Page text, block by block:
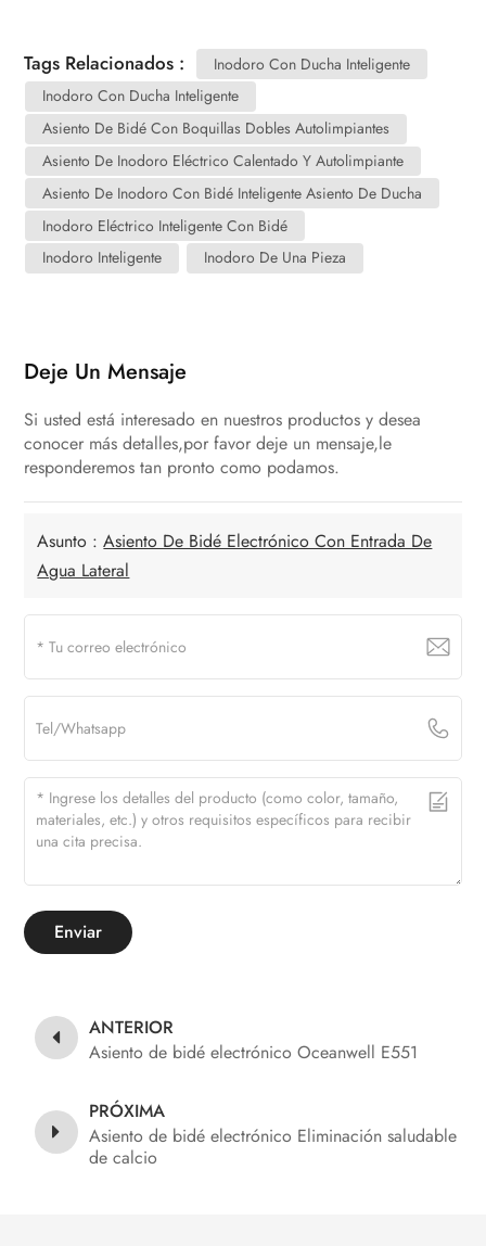
Tags Relacionados :
Inodoro Con Ducha Inteligente
Inodoro Con Ducha Inteligente
Asiento De Bidé Con Boquillas Dobles Autolimpiantes
Asiento De Inodoro Eléctrico Calentado Y Autolimpiante
Asiento De Inodoro Con Bidé Inteligente Asiento De Ducha
Inodoro Eléctrico Inteligente Con Bidé
Inodoro Inteligente
Inodoro De Una Pieza
Deje Un Mensaje
Si usted está interesado en nuestros productos y desea
conocer más detalles,por favor deje un mensaje,le
responderemos tan pronto como podamos.
Asunto :Asiento De Bidé Electrónico Con Entrada De
Agua Lateral
Enviar
ANTERIOR
Asiento de bidé electrónico Oceanwell E551
PRÓXIMA
Asiento de bidé electrónico Eliminación saludable
de calcio